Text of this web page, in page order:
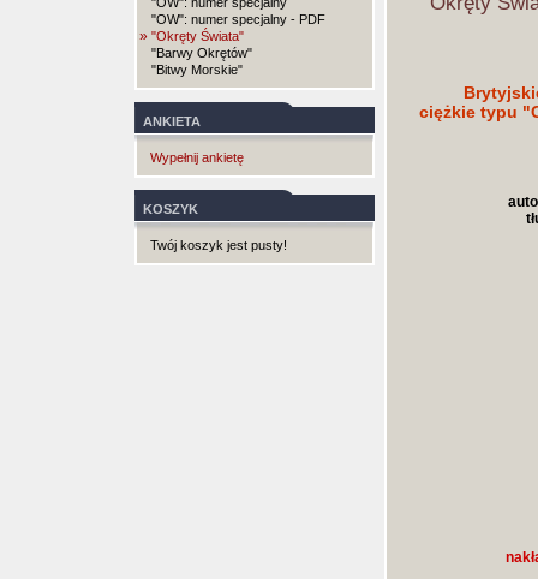
"OW": numer specjalny - PDF
» "Okręty Świata"
"Barwy Okrętów"
"Bitwy Morskie"
ANKIETA
Wypełnij ankietę
KOSZYK
Twój koszyk jest pusty!
ciężkie typu